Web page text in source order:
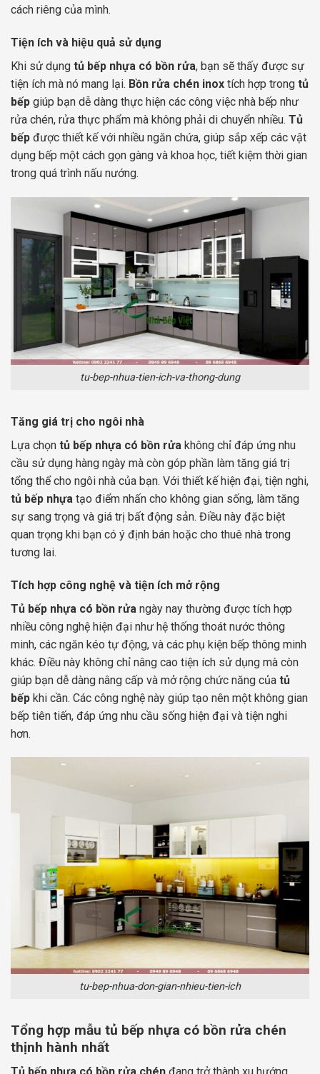
cách riêng của mình.
Tiện ích và hiệu quả sử dụng
Khi sử dụng tủ bếp nhựa có bồn rửa, bạn sẽ thấy được sự
tiện ích mà nó mang lại. Bồn rửa chén inox tích hợp trong tủ
bếp giúp bạn dễ dàng thực hiện các công việc nhà bếp như
rửa chén, rửa thực phẩm mà không phải di chuyển nhiều. Tủ
bếp được thiết kế với nhiều ngăn chứa, giúp sắp xếp các vật
dụng bếp một cách gọn gàng và khoa học, tiết kiệm thời gian
trong quá trình nấu nướng.
tu-bep-nhua-tien-ich-va-thong-dung
Tăng giá trị cho ngôi nhà
Lựa chọn tủ bếp nhựa có bồn rửa không chỉ đáp ứng nhu
cầu sử dụng hàng ngày mà còn góp phần làm tăng giá trị
tổng thể cho ngôi nhà của bạn. Với thiết kế hiện đại, tiện nghi,
tủ bếp nhựa tạo điểm nhấn cho không gian sống, làm tăng
sự sang trọng và giá trị bất động sản. Điều này đặc biệt
quan trọng khi bạn có ý định bán hoặc cho thuê nhà trong
tương lai.
Tích hợp công nghệ và tiện ích mở rộng
Tủ bếp nhựa có bồn rửa ngày nay thường được tích hợp
nhiều công nghệ hiện đại như hệ thống thoát nước thông
minh, các ngăn kéo tự động, và các phụ kiện bếp thông minh
khác. Điều này không chỉ nâng cao tiện ích sử dụng mà còn
giúp bạn dễ dàng nâng cấp và mở rộng chức năng của tủ
bếp khi cần. Các công nghệ này giúp tạo nên một không gian
bếp tiên tiến, đáp ứng nhu cầu sống hiện đại và tiện nghi
hơn.
tu-bep-nhua-don-gian-nhieu-tien-ich
Tổng hợp mẫu tủ bếp nhựa có bồn rửa chén
thịnh hành nhất